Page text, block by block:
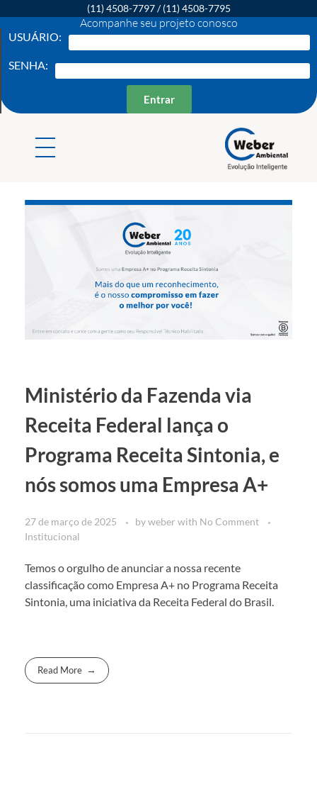
(11) 4508-7797/(11) 4508-7795
Acompanhe seu projeto conosco
USUÁRIO:
SENHA:
Entrar
Ministério da Fazenda via
Receita Federal lança o
Programa Receita Sintonia, e
nós somos uma Empresa A+
27 de março de 2025 byweber with No Comment
Institucional
Temos o orgulho de anunciar a nossa recente
classificação como Empresa A+ no Programa Receita
Sintonia, uma iniciativa da Receita Federal do Brasil.
Read More